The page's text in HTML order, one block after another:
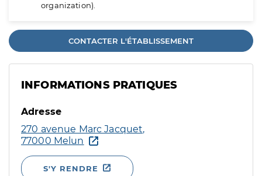
organization).
CONTACTER L'ÉTABLISSEMENT
INFORMATIONS PRATIQUES
Adresse
270 avenue Marc Jacquet,
77000 Melun
S'Y RENDRE